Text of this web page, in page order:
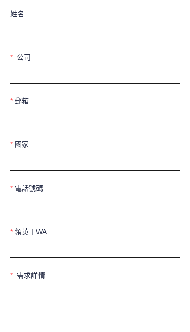
姓名
公司
郵箱
國家
電話號碼
領英丨WA
需求詳情